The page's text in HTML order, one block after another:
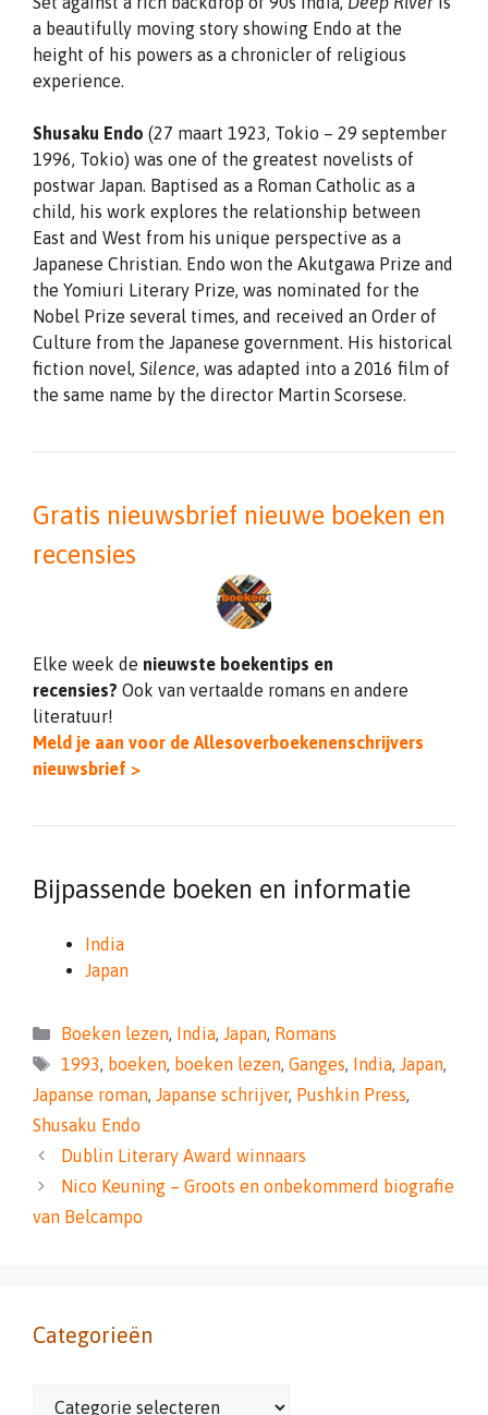
a beautifully moving story showing Endo at the
height of his powers as a chronicler of religious
experience.
Shusaku Endo (27 maart 1923, Tokio – 29 september
1996, Tokio) was one of the greatest novelists of
postwar Japan. Baptised as a Roman Catholic as a
child, his work explores the relationship between
East and West from his unique perspective as a
Japanese Christian. Endo won the Akutgawa Prize and
the Yomiuri Literary Prize, was nominated for the
Nobel Prize several times, and received an Order of
Culture from the Japanese government. His historical
fiction novel, Silence, was adapted into a 2016 film of
the same name by the director Martin Scorsese.
Gratis nieuwsbrief nieuwe boeken en
recensies
Elke week de nieuwste boekentips en
recensies? Ook van vertaalde romans en andere
literatuur!
Meld je aan voor de Allesoverboekenenschrijvers
nieuwsbrief >
Bijpassende boeken en informatie
India
Japan
Categorieën
Boeken lezen, India, Japan, Romans
Tags
1993, boeken, boeken lezen, Ganges, India, Japan,
Japanse roman, Japanse schrijver, Pushkin Press,
Shusaku Endo
Dublin Literary Award winnaars
Nico Keuning – Groots en onbekommerd biografie
van Belcampo
Categorieën
Categorieën